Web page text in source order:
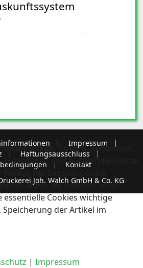
Impressum
Haftungsausschluss
Kontakt
Joh. Walch GmbH & Co. KG
Cookies. Es wird ein Session-
Akzeptieren und Ausblenden dieser
der Session-Cookie
Wenn Sie unseren Shop
Cookies wichtige
Speicherung der Artikel im
| Impressum